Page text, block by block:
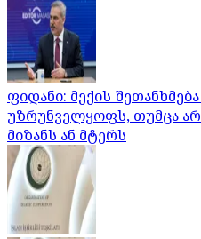
ფიდანი: მექის
უზრუნველყოფს, თუმცა
მიზანს ან მტერს